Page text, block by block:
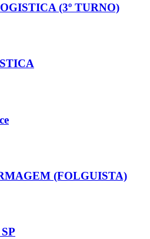
(3º TURNO)
(FOLGUISTA)